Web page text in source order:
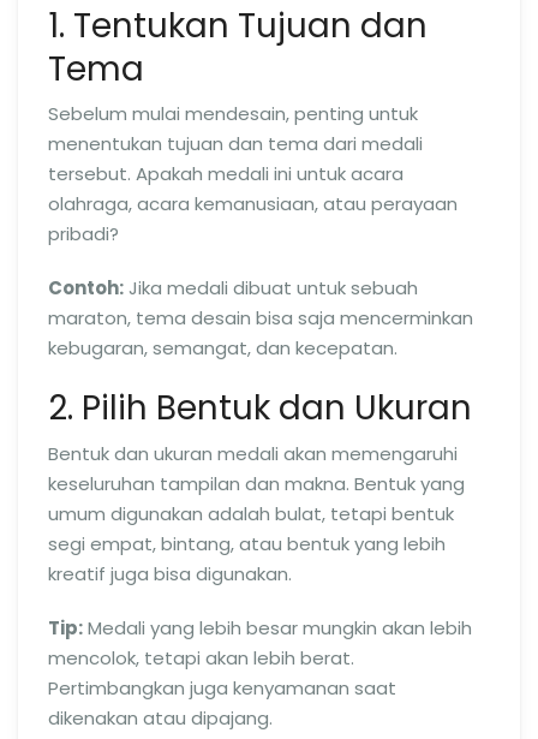
1. Tentukan Tujuan dan
Tema
Sebelum mulai mendesain, penting untuk
menentukan tujuan dan tema dari medali
tersebut. Apakah medali ini untuk acara
olahraga, acara kemanusiaan, atau perayaan
pribadi?
Contoh:Jika medali dibuat untuk sebuah
maraton, tema desain bisa saja mencerminkan
kebugaran, semangat, dan kecepatan.
2. Pilih Bentuk dan Ukuran
Bentuk dan ukuran medali akan memengaruhi
keseluruhan tampilan dan makna. Bentuk yang
umum digunakan adalah bulat, tetapi bentuk
segi empat, bintang, atau bentuk yang lebih
kreatif juga bisa digunakan.
Tip:Medali yang lebih besar mungkin akan lebih
mencolok, tetapi akan lebih berat.
Pertimbangkan juga kenyamanan saat
dikenakan atau dipajang.